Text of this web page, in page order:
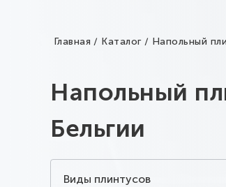
Главная Каталог Напольный
Напольный
Бельгии
Виды плинтусов